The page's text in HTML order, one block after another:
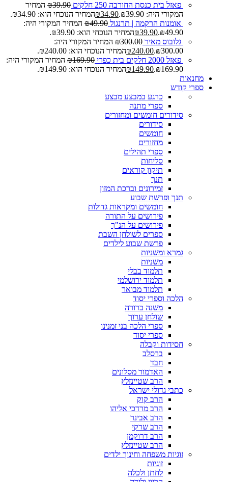
פאזל בית כנסת החורבה 250 חלקים ₪39.90
המחיר
המקורי היה: ₪39.90.
₪34.90
המחיר הנוכחי הוא: ₪34.90.
אומנות הרקמה | תרנגול
₪49.90
המחיר המקורי היה:
₪49.90.
₪39.90
המחיר הנוכחי הוא: ₪39.90.
גלובוס מאיר
₪300.00
המחיר המקורי היה:
₪300.00.
₪240.00
המחיר הנוכחי הוא: ₪240.00.
פאזל 2000 חלקים בית כפרי
₪169.90
המחיר המקורי היה:
₪169.90.
₪149.90
המחיר הנוכחי הוא: ₪149.90.
מחנאות
ספרי קודש
כרגע במבצע מבצע
ספרי מתנה
סידורים חומשים ומחזורים
סידורים
חומשים
מחזורים
ספרי תהילים
סליחות
תיקון קוראים
תנך
זמירונים וברכת המזון
תנך ופרשת שבוע
חומשים ומקראות גדולות
פירושים על התורה
פירושים על הנ"ך
ספרים לשולחן השבת
פרשת שבוע לילדים
גמרא ומשניות
משניות
תלמוד בבלי
תלמוד ירושלמי
תלמוד מבואר
הלכה וספרי יסוד
משנה ברורה
שולחן ערוך
ספרי הלכה בני זמנינו
ספרי יסוד
חסידות וקבלה
ברסלב
חבד
האדמור מסלונים
הרב שטיינזלץ
כתבי גדולי ישראל
הרב קוק
הרב מרדכי אליהו
הרב אבינר
הרב שרקי
הרב דרוקמן
הרב שטיינזלץ
זוגיות משפחה וחינוך ילדים
זוגיות
לחתן ולכלה